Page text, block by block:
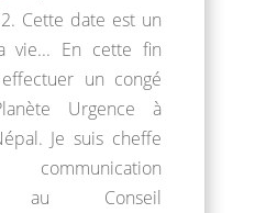
Cette date est un
vie... En cette fin
un congé
Urgence à
Je suis cheffe
au Conseil